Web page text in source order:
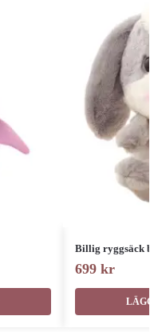
Billig ryggsäck
699 kr